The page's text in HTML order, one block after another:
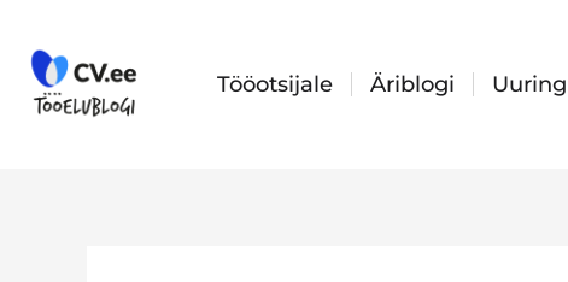
content
Tööotsijale Äriblogi